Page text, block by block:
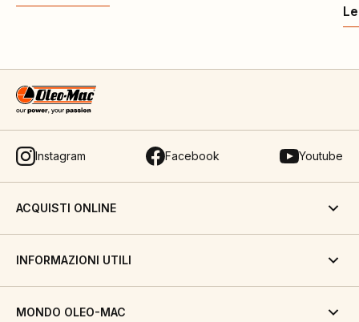
Instagram Facebook Youtube
ACQUISTI ONLINE
INFORMAZIONI UTILI
MONDO OLEO-MAC